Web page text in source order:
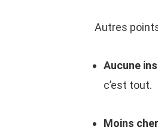
Autres
Aucune
c’est tout.
Moins